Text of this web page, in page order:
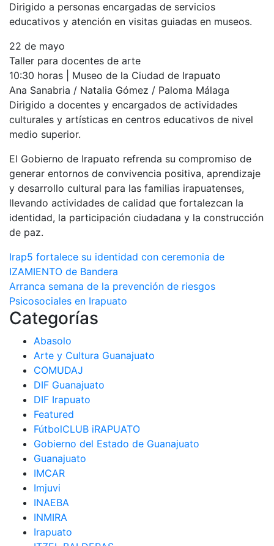
Dirigido a personas encargadas de servicios
educativos y atención en visitas guiadas en museos.
22 de mayo
Taller para docentes de arte
10:30 horas | Museo de la Ciudad de Irapuato
Ana Sanabria / Natalia Gómez / Paloma Málaga
Dirigido a docentes y encargados de actividades
culturales y artísticas en centros educativos de nivel
medio superior.
El Gobierno de Irapuato refrenda su compromiso de
generar entornos de convivencia positiva, aprendizaje
y desarrollo cultural para las familias irapuatenses,
llevando actividades de calidad que fortalezcan la
identidad, la participación ciudadana y la construcción
de paz.
Navegación
de
entradas
Irap5 fortalece su identidad con ceremonia de
IZAMIENTO de Bandera
Arranca semana de la prevención de riesgos
Psicosociales en Irapuato
Categorías
Abasolo
Arte y Cultura Guanajuato
COMUDAJ
DIF Guanajuato
DIF Irapuato
Featured
FútbolCLUB iRAPUATO
Gobierno del Estado de Guanajuato
Guanajuato
IMCAR
Imjuvi
INAEBA
INMIRA
Irapuato